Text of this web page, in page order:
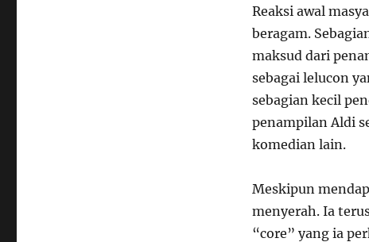
Reaksi awal
beragam.
maksud dari
sebagai lelucon
sebagian kecil
penampilan Aldi
komedian lain.
Meskipun
menyerah. Ia
“core” yang ia